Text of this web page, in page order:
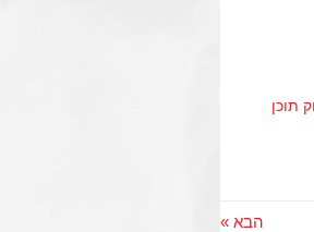
תוכן
הבא »